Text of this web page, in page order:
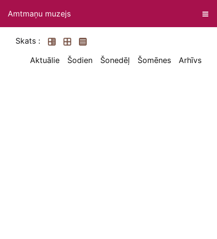
Amtmaņu muzejs
Skats :
Aktuālie
Šodien Šonedēļ Šomēnes Arhīvs